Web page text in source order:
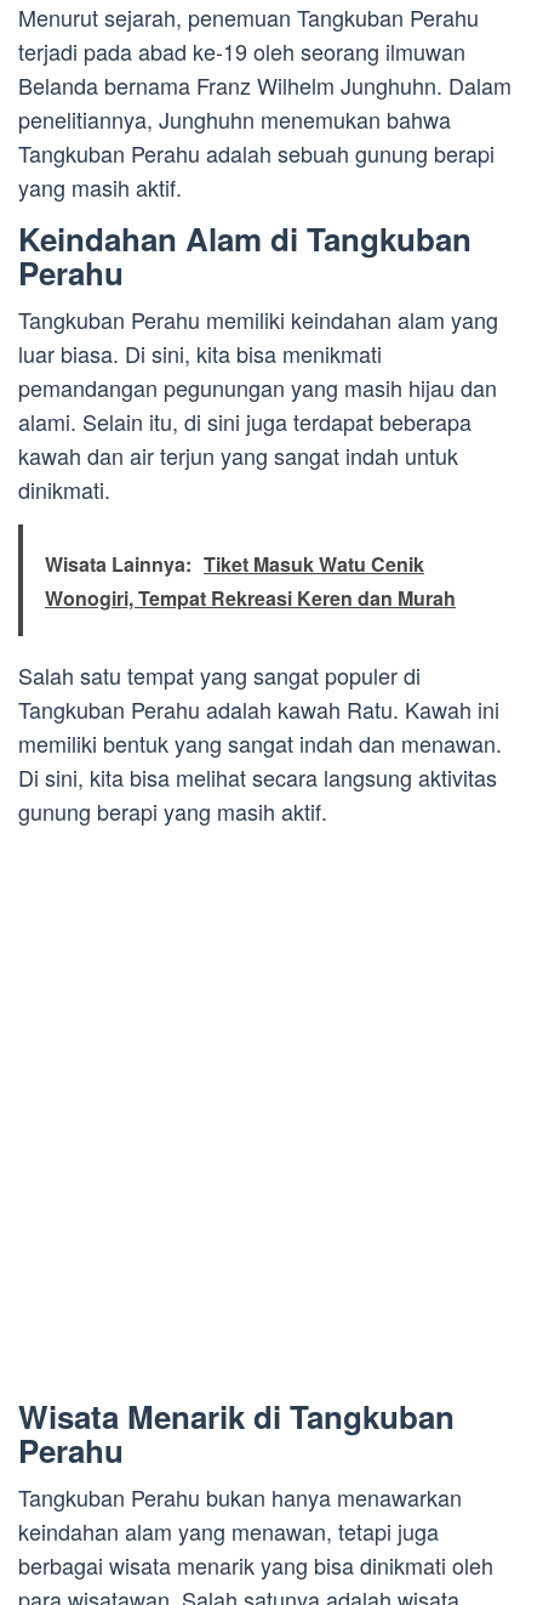
Menurut sejarah, penemuan Tangkuban Perahu
terjadi pada abad ke-19 oleh seorang ilmuwan
Belanda bernama Franz Wilhelm Junghuhn. Dalam
penelitiannya, Junghuhn menemukan bahwa
Tangkuban Perahu adalah sebuah gunung berapi
yang masih aktif.
Keindahan Alam di Tangkuban
Perahu
Tangkuban Perahu memiliki keindahan alam yang
luar biasa. Di sini, kita bisa menikmati
pemandangan pegunungan yang masih hijau dan
alami. Selain itu, di sini juga terdapat beberapa
kawah dan air terjun yang sangat indah untuk
dinikmati.
Wisata Lainnya: Tiket Masuk Watu Cenik
Wonogiri, Tempat Rekreasi Keren dan Murah
Salah satu tempat yang sangat populer di
Tangkuban Perahu adalah kawah Ratu. Kawah ini
memiliki bentuk yang sangat indah dan menawan.
Di sini, kita bisa melihat secara langsung aktivitas
gunung berapi yang masih aktif.
Wisata Menarik di Tangkuban
Perahu
Tangkuban Perahu bukan hanya menawarkan
keindahan alam yang menawan, tetapi juga
berbagai wisata menarik yang bisa dinikmati oleh